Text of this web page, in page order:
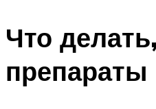
Что
препараты